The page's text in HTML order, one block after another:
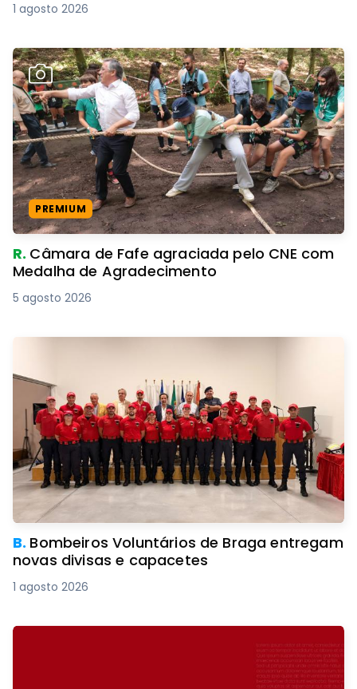
1 agosto 2026
PREMIUM
R. Câmara de Fafe agraciada pelo CNE com
Medalha de Agradecimento
5 agosto 2026
B. Bombeiros Voluntários de Braga entregam
novas divisas e capacetes
1 agosto 2026